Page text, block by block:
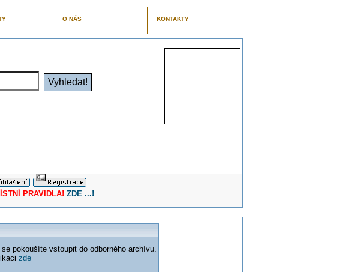
O NÁS KONTAKTY
PRAVIDLA! ZDE ...!
pokoušíte vstoupit do odborného archívu.
zde